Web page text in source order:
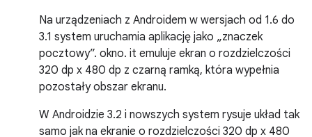
Na urządzeniach z Androidem w wersjach od 1.6 do
3.1 system uruchamia aplikację jako „znaczek
pocztowy”. okno. it emuluje ekran o rozdzielczości
320 dp x 480 dp z czarną ramką, która wypełnia
pozostały obszar ekranu.
W Androidzie 3.2 i nowszych system rysuje układ tak
samo jak na ekranie o rozdzielczości 320 dp x 480